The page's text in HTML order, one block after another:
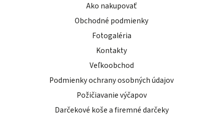
Ako nakupovať
Obchodné podmienky
Fotogaléria
Kontakty
Veľkoobchod
Podmienky ochrany osobných údajov
Požičiavanie výčapov
Darčekové koše a firemné darčeky